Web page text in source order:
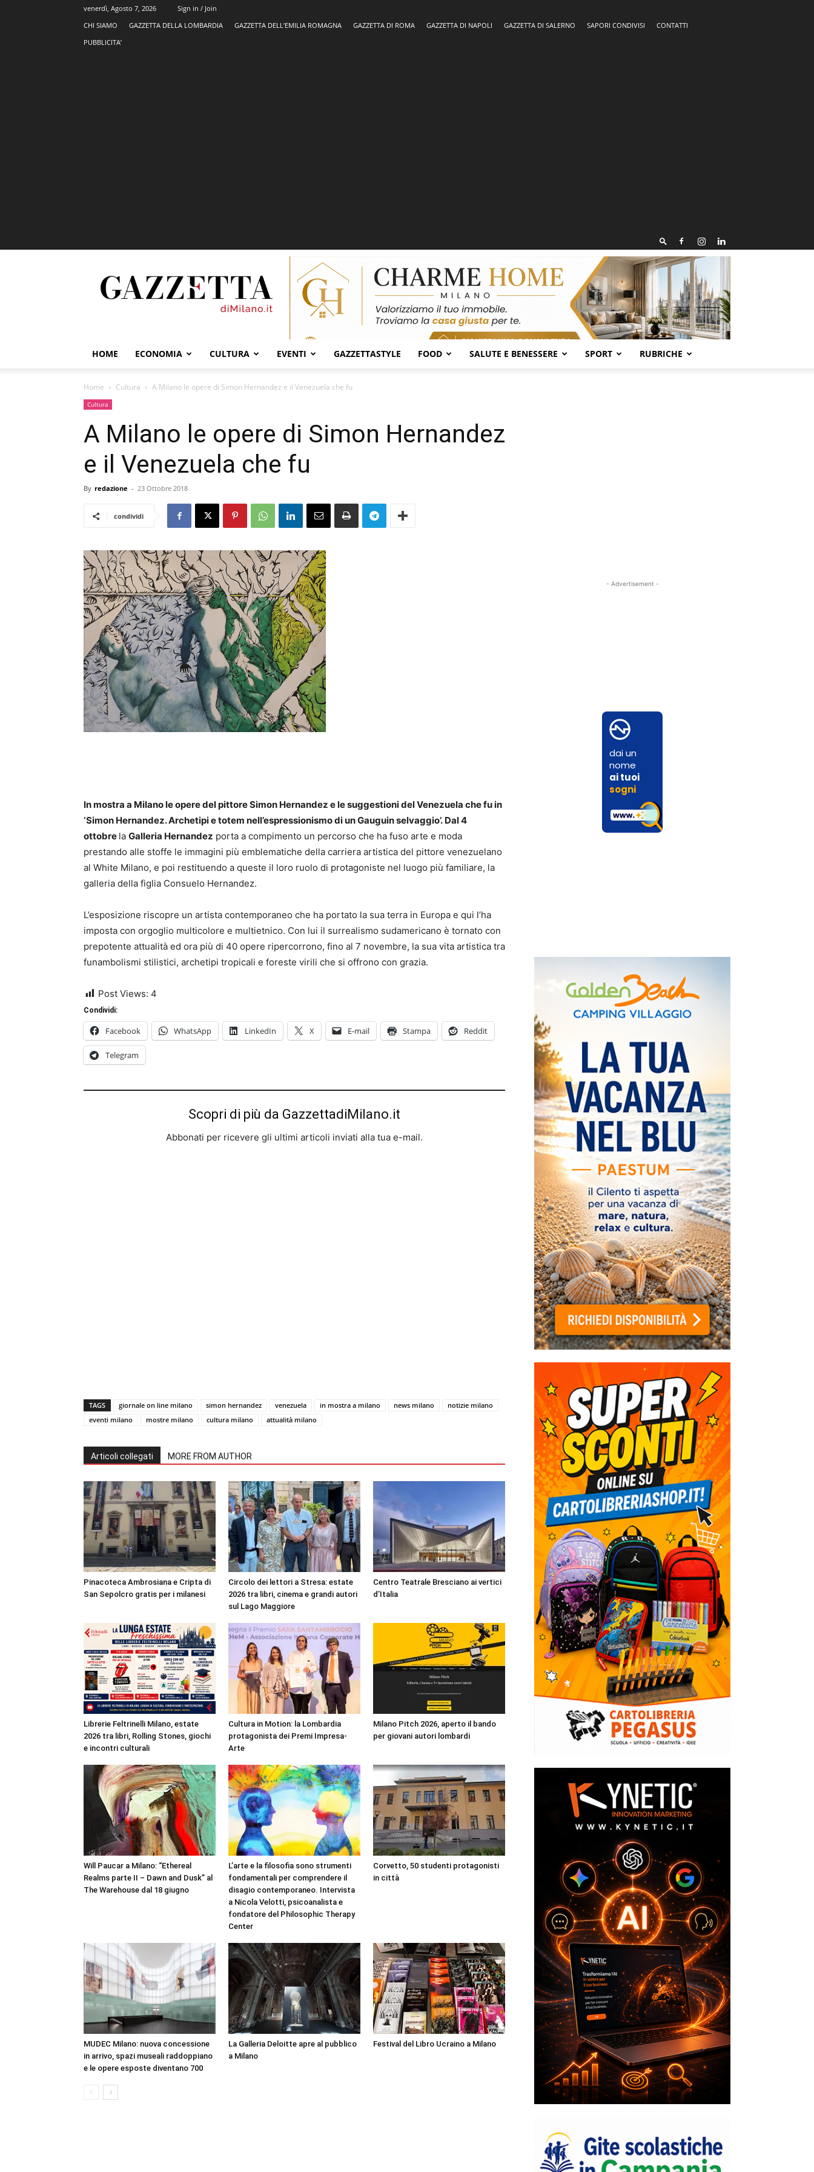
venerdì, Agosto 7, 2026
Sign in / Join
CHI SIAMO
GAZZETTA DELLA LOMBARDIA GAZZETTA DELL’EMILIA ROMAGNA GAZZETTA DI ROMA GAZZETTA DI NAPOLI GAZZETTA DI SALERNO SAPORI CONDIVISI
CONTATTI
PUBBLICITA’
HOME ECONOMIA CULTURA EVENTI GAZZETTASTYLE FOOD SALUTE E BENESSERE SPORT RUBRICHE
Home Cultura A Milano le opere di Simon Hernandez e il Venezuela che fu
Cultura
A Milano le opere di Simon Hernandez
e il Venezuela che fu
By redazione - 23 Ottobre 2018
condividi
In mostra a Milano le opere del pittore Simon Hernandez e le suggestioni del Venezuela che fu in
‘Simon Hernandez. Archetipi e totem nell’espressionismo di un Gauguin selvaggio’. Dal 4
ottobre la Galleria Hernandez porta a compimento un percorso che ha fuso arte e moda
prestando alle stoffe le immagini più emblematiche della carriera artistica del pittore venezuelano
al White Milano, e poi restituendo a queste il loro ruolo di protagoniste nel luogo più familiare, la
galleria della figlia Consuelo Hernandez.
L’esposizione riscopre un artista contemporaneo che ha portato la sua terra in Europa e qui l’ha
imposta con orgoglio multicolore e multietnico. Con lui il surrealismo sudamericano è tornato con
prepotente attualità ed ora più di 40 opere ripercorrono, fino al 7 novembre, la sua vita artistica tra
funambolismi stilistici, archetipi tropicali e foreste virili che si offrono con grazia.
Post Views: 4
Condividi:
Facebook WhatsApp LinkedIn X E-mail Stampa Reddit
Telegram
Scopri di più da GazzettadiMilano.it
Abbonati per ricevere gli ultimi articoli inviati alla tua e-mail.
TAGS giornale on line milano simon hernandez venezuela in mostra a milano news milano
notizie milano
eventi milano
mostre milano cultura milano attualità milano
Articoli collegati MORE FROM AUTHOR
Pinacoteca Ambrosiana e Cripta di
San Sepolcro gratis per i milanesi
Circolo dei lettori a Stresa: estate
2026 tra libri, cinema e grandi autori
sul Lago Maggiore
Centro Teatrale Bresciano ai vertici
d’Italia
Librerie Feltrinelli Milano, estate
2026 tra libri, Rolling Stones, giochi
e incontri culturali
Cultura in Motion: la Lombardia
protagonista dei Premi Impresa-
Arte
Milano Pitch 2026, aperto il bando
per giovani autori lombardi
Will Paucar a Milano: “Ethereal
Realms parte II – Dawn and Dusk” al
The Warehouse dal 18 giugno
L’arte e la filosofia sono strumenti
fondamentali per comprendere il
disagio contemporaneo. Intervista
a Nicola Velotti, psicoanalista e
fondatore del Philosophic Therapy
Center
Corvetto, 50 studenti protagonisti
in città
MUDEC Milano: nuova concessione
in arrivo, spazi museali raddoppiano
e le opere esposte diventano 700
La Galleria Deloitte apre al pubblico
a Milano
Festival del Libro Ucraino a Milano
- Advertisement -